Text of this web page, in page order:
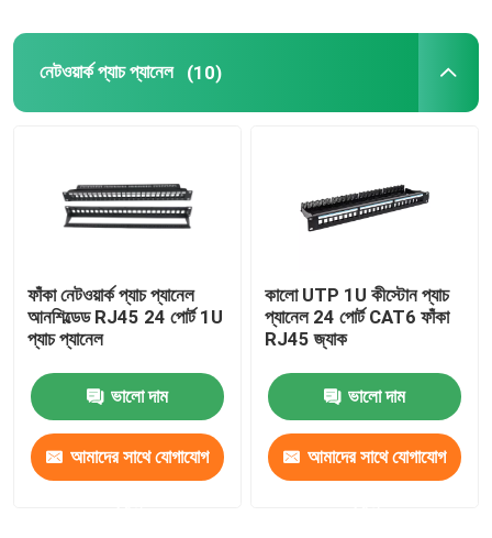
নেটওয়ার্ক প্যাচ প্যানেল (10)
ফাঁকা নেটওয়ার্ক প্যাচ প্যানেল
আনশিল্ডেড RJ45 24 পোর্ট 1U
প্যাচ প্যানেল
ভালো দাম
আমাদের সাথে যোগাযোগ
কালো UTP 1U কীস্টোন প্যাচ
প্যানেল 24 পোর্ট CAT6 ফাঁকা
RJ45 জ্যাক
ভালো দাম
আমাদের সাথে যোগাযোগ